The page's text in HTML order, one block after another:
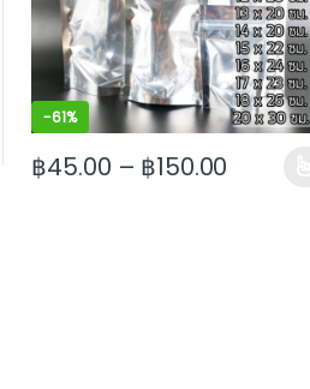
may be chosen on the
-61%
฿45.00 – ฿150.00
This product has multiple